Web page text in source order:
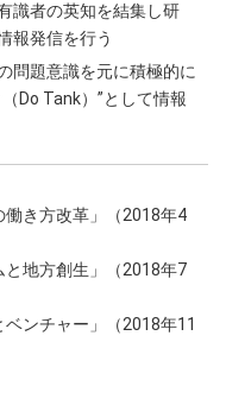
識者の英知を結集し研
報発信を行う
問題意識を元に積極的に
Do Tank）”として情報
き方改革」（2018年4
地方創生」（2018年7
ンチャー」（2018年11